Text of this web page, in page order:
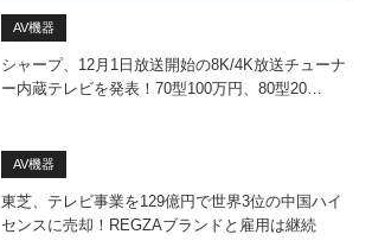
AV機器
シャープ、12月1日放送開始の8K/4K放送チューナ
ー内蔵テレビを発表！70型100万円、80型20…
AV機器
東芝、テレビ事業を129億円で世界3位の中国ハイ
センスに売却！REGZAブランドと雇用は継続